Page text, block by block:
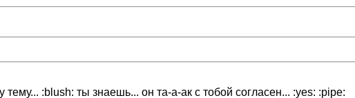
:blush: ты знаешь... он та-а-ак с тобой согласен... :yes: :pipe: